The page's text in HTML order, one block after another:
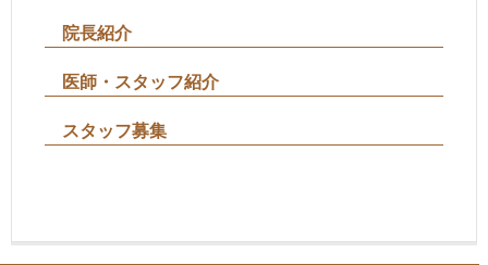
院長紹介
医師・スタッフ紹介
スタッフ募集